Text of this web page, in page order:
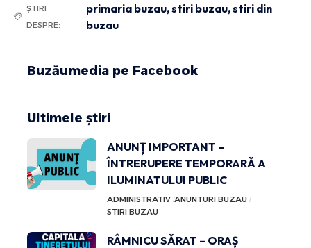
ȘTIRI
DESPRE:
primaria buzau,stiri buzau,stiri din
buzau
Buzăumedia pe Facebook
Ultimele știri
ANUNȚ IMPORTANT –
ÎNTRERUPERE TEMPORARĂ A
ILUMINATULUI PUBLIC
ADMINISTRATIV ANUNTURI BUZAU
STIRI BUZAU
RÂMNICU SĂRAT – ORAȘ